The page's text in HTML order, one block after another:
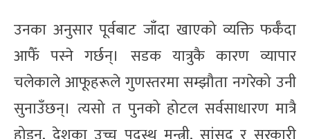
उनका अनुसार पूर्वबाट जाँदा खाएको व्यक्ति फर्कँदा
आफैँ पस्ने गर्छन्। सडक यात्रुकै कारण व्यापार
चलेकाले आफूहरूले गुणस्तरमा सम्झौता नगरेको उनी
सुनाउँछन्। त्यसो त पुनको होटल सर्वसाधारण मात्रै